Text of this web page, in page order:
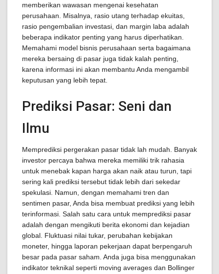
memberikan wawasan mengenai kesehatan
perusahaan. Misalnya, rasio utang terhadap ekuitas,
rasio pengembalian investasi, dan margin laba adalah
beberapa indikator penting yang harus diperhatikan.
Memahami model bisnis perusahaan serta bagaimana
mereka bersaing di pasar juga tidak kalah penting,
karena informasi ini akan membantu Anda mengambil
keputusan yang lebih tepat.
Prediksi Pasar: Seni dan
Ilmu
Memprediksi pergerakan pasar tidak lah mudah. Banyak
investor percaya bahwa mereka memiliki trik rahasia
untuk menebak kapan harga akan naik atau turun, tapi
sering kali prediksi tersebut tidak lebih dari sekedar
spekulasi. Namun, dengan memahami tren dan
sentimen pasar, Anda bisa membuat prediksi yang lebih
terinformasi. Salah satu cara untuk memprediksi pasar
adalah dengan mengikuti berita ekonomi dan kejadian
global. Fluktuasi nilai tukar, perubahan kebijakan
moneter, hingga laporan pekerjaan dapat berpengaruh
besar pada pasar saham. Anda juga bisa menggunakan
indikator teknikal seperti moving averages dan Bollinger